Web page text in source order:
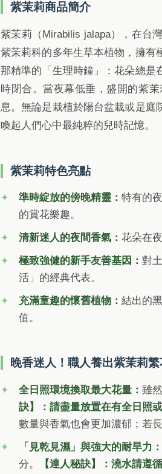
紫茉莉商品簡介
紫茉莉（Mirabilis jalapa），在台
紫茉莉科的多年生草本植物，擁有
那精準的「生理時鐘」：花朵總是
時閉合。當夜幕低垂，盛開的紫
息。無論是栽植於陽台盆栽或是庭
喚起人們心中最純粹的兒時記憶。
紫茉莉特色亮點
準時綻放的傍晚精靈：特有的
的賞花樂趣。
清新迷人的夜間香氣：花朵在
極致強健的新手友善基因：對
活」的經典代表。
充滿童趣的懷舊植物：結出的
值。
晚香迷人！職人養出紫茉莉
全日照環境換取最大花量：雖
訣】：請盡量放置在有全日照
數量與香氣也會更加濃郁；若
「見乾見濕」與強大的耐旱力
分。
【達人秘訣】：澆水請遵